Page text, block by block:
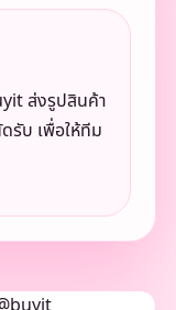
ส่งรูปสินค้า
รับ เพื่อให้ทีม